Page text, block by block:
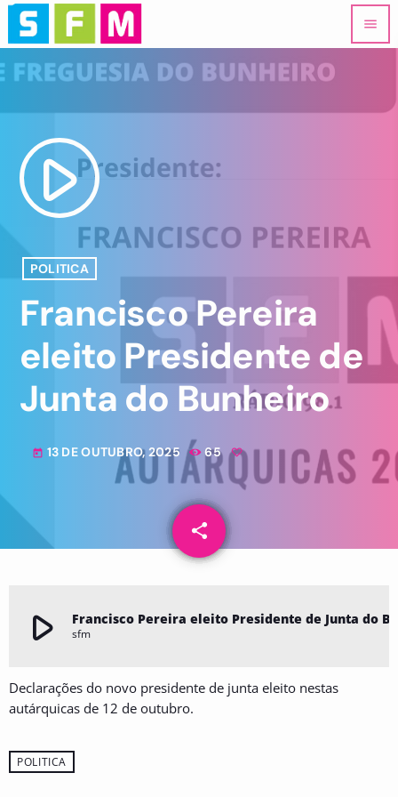
menu
play_arrow
POLITICA
Francisco Pereira
eleito Presidente de
Junta do Bunheiro
today 13 DE OUTUBRO, 2025 65
share
email
play_arrow sfm
Declarações do novo presidente de junta eleito nestas
autárquicas de 12 de outubro.
POLITICA